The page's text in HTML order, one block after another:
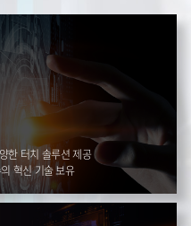
한 터치 솔루션 제공
혁신 기술 보유